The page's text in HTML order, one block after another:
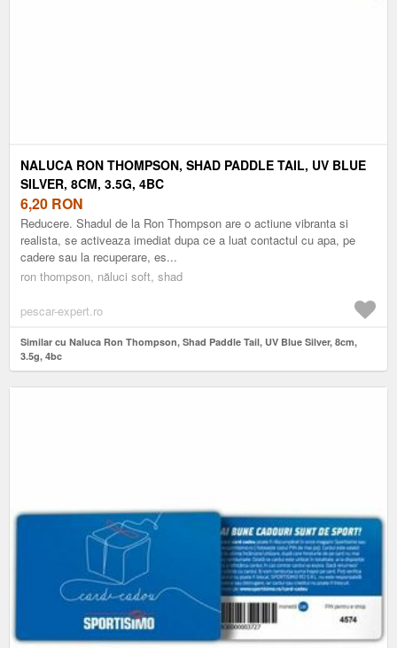
NALUCA RON THOMPSON, SHAD PADDLE TAIL, UV BLUE
SILVER, 8CM, 3.5G, 4BC
6,20 RON
Reducere. Shadul de la Ron Thompson are o actiune vibranta si
realista, se activeaza imediat dupa ce a luat contactul cu apa, pe
cadere sau la recuperare, es...
ron thompson, năluci soft, shad
pescar-expert.ro
Similar cu Naluca Ron Thompson, Shad Paddle Tail, UV Blue Silver, 8cm,
3.5g, 4bc